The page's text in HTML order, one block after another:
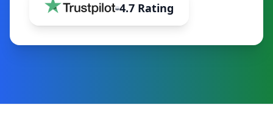
4.7 Rating